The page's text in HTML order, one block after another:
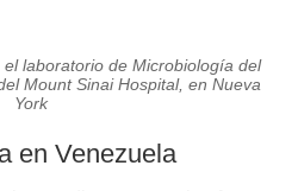
laboratorio de Microbiología del
Mount Sinai Hospital, en Nueva
York
en Venezuela